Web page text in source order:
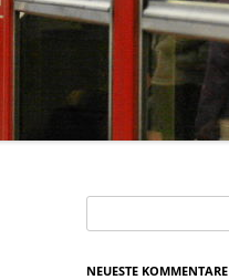
nach:
NEUESTE KOMMENTARE